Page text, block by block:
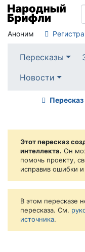
Аноним
Пересказы
Новости
Пересказ
Этот пересказ
интеллекта. Он
помочь проекту,
исправив ошибки
В этом пересказе
пересказа. См.
источника.